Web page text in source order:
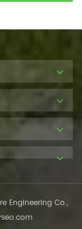
Engineering Co.,